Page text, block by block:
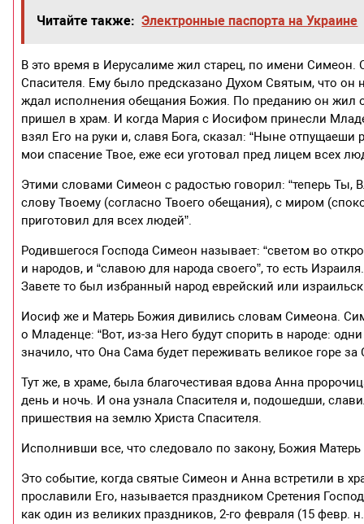
Читайте также: Электронные паспорта на Украине
В это время в Иерусалиме жил старец, по имени
Спасителя. Ему было предсказано Духом Святым, что он
ждал исполнения обещания Божия. По преданию он жил
пришел в храм. И когда Мария с Иосифом принесли
взял Его на руки и, славя Бога, сказал: “Ныне
мои спасение Твое, еже еси уготовал пред лицем всех
Этими словами Симеон с радостью говорил: “теперь Ты,
слову Твоему (согласно Твоего обещания), с миром
приготовил для всех людей”.
Родившегося Господа Симеон называет: “светом во
и народов, и “славою для народа своего”, то есть
Завете то был избранный народ еврейский или
Иосиф же и Матерь Божия дивились словам Симеона.
о Младенце: “Вот, из-за Него будут спорить в народе:
значило, что Она Сама будет переживать великое горе
Тут же, в храме, была благочестивая вдова Анна
день и ночь. И она узнала Спасителя и, подошедши,
пришествия на землю Христа Спасителя.
Исполнивши все, что следовало по закону, Божия
Это событие, когда святые Симеон и Анна встретили в
прославили Его, называется праздником Сретения
как один из великих праздников, 2-го февраля (15 февр.